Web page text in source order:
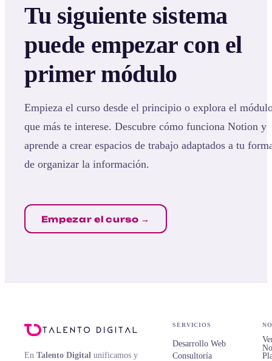
Tu siguiente sistema
puede empezar con el
primer módulo
Empieza el curso desde el principio o explora el
que más te interese. Descubre cómo funciona Notion y
aprende a crear espacios de trabajo adaptados a tu
de organizar la información.
Empezar el curso →
En Talento Digital unificamos y
SERVICIOS
Desarrollo Web
Consultoría